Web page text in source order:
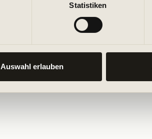
Statistiken
Auswahl erlauben